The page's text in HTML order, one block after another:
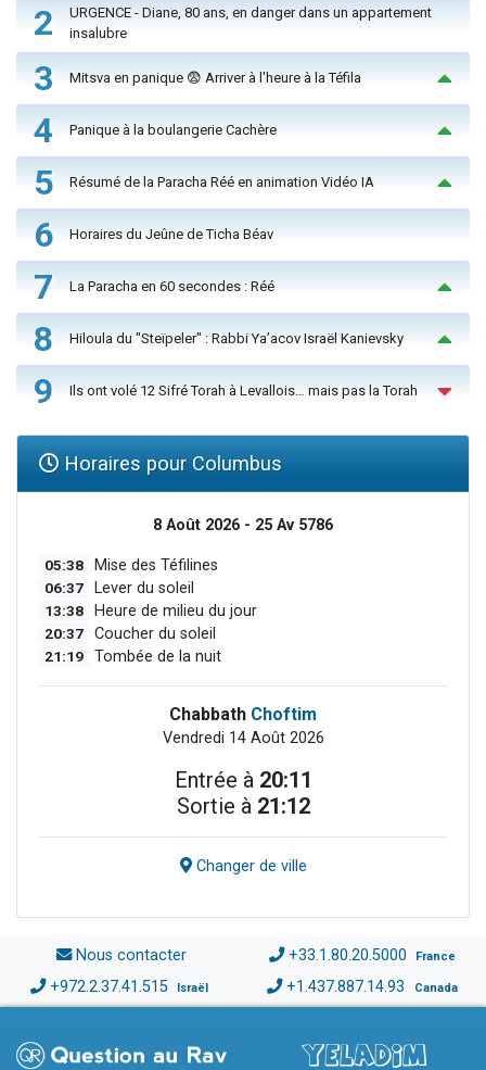
2
URGENCE - Diane, 80 ans, en danger dans un appartement
insalubre
3 Mitsva en panique 😨 Arriver à l'heure à la Téfila
4 Panique à la boulangerie Cachère
5 Résumé de la Paracha Réé en animation Vidéo IA
6 Horaires du Jeûne de Ticha Béav
7 La Paracha en 60 secondes : Réé
8 Hiloula du "Steïpeler" : Rabbi Ya’acov Israël Kanievsky
9 Ils ont volé 12 Sifré Torah à Levallois… mais pas la Torah
Horaires pour Columbus
8 Août 2026 - 25 Av 5786
05:38 Mise des Téfilines
06:37 Lever du soleil
13:38 Heure de milieu du jour
20:37 Coucher du soleil
21:19 Tombée de la nuit
Chabbath Choftim
Vendredi 14 Août 2026
Entrée à 20:11
Sortie à 21:12
Changer de ville
Nous contacter +33.1.80.20.5000 France
+972.2.37.41.515 Israël +1.437.887.14.93 Canada